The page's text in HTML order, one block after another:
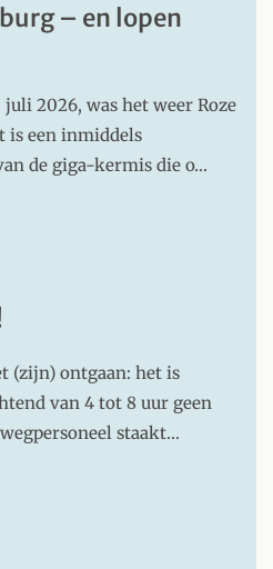
– en lopen
2026, was het weer Roze
is een inmiddels
de giga-kermis die o…
(zijn) ontgaan: het is
van 4 tot 8 uur geen
staakt…